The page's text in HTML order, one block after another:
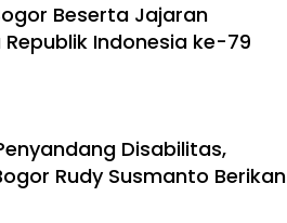
Beserta Jajaran
Indonesia ke-79
Disabilitas,
Rudy Susmanto Berikan